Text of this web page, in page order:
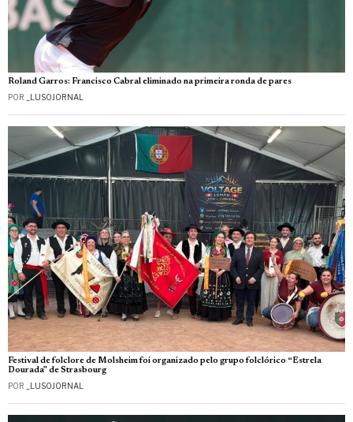
Roland Garros: Francisco Cabral eliminado na primeira ronda de pares
POR _LUSOJORNAL
Festival de folclore de Molsheim foi organizado pelo grupo folclórico “Estrela
Dourada” de Strasbourg
POR _LUSOJORNAL